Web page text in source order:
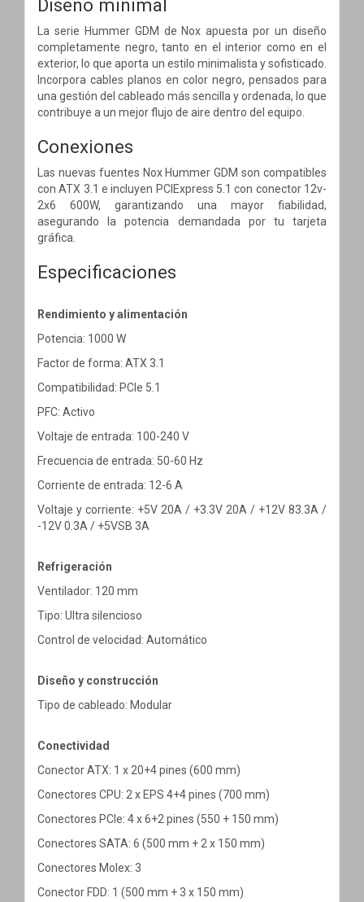
Diseño minimal
La serie Hummer GDM de Nox apuesta por un diseño
completamente negro, tanto en el interior como en el
exterior, lo que aporta un estilo minimalista y sofisticado.
Incorpora cables planos en color negro, pensados para
una gestión del cableado más sencilla y ordenada, lo que
contribuye a un mejor flujo de aire dentro del equipo.
Conexiones
Las nuevas fuentes Nox Hummer GDM son compatibles
con ATX 3.1 e incluyen PCIExpress 5.1 con conector 12v-
2x6 600W, garantizando una mayor fiabilidad,
asegurando la potencia demandada por tu tarjeta
gráfica.
Especificaciones
Rendimiento y alimentación
Potencia: 1000 W
Factor de forma: ATX 3.1
Compatibilidad: PCIe 5.1
PFC: Activo
Voltaje de entrada: 100-240 V
Frecuencia de entrada: 50-60 Hz
Corriente de entrada: 12-6 A
Voltaje y corriente: +5V 20A / +3.3V 20A / +12V 83.3A /
-12V 0.3A / +5VSB 3A
Refrigeración
Ventilador: 120 mm
Tipo: Ultra silencioso
Control de velocidad: Automático
Diseño y construcción
Tipo de cableado: Modular
Conectividad
Conector ATX: 1 x 20+4 pines (600 mm)
Conectores CPU: 2 x EPS 4+4 pines (700 mm)
Conectores PCIe: 4 x 6+2 pines (550 + 150 mm)
Conectores SATA: 6 (500 mm + 2 x 150 mm)
Conectores Molex: 3
Conector FDD: 1 (500 mm + 3 x 150 mm)